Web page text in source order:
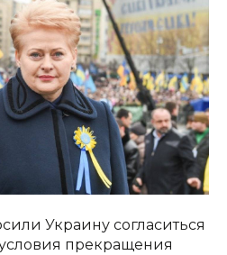
Украину согласиться
прекращения